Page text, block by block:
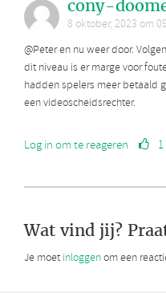
cony-
8 oktober, 2023 om
@Peter en nu weer door.
dit niveau is er marge voor
hadden spelers meer betaald
een videoscheidsrechter.
Log in om te reageren 1
Wat vind jij?
Je moet inloggenom een